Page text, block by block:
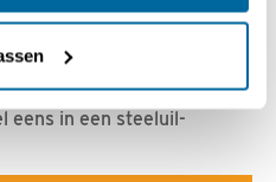
2022, 13:59 |
eens in een steeluil-